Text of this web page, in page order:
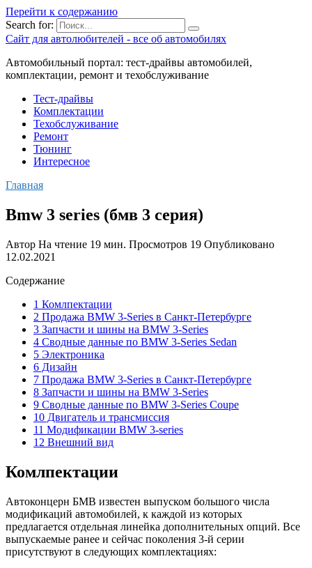
Перейти к содержанию
Search for:
Сайт для автолюбителей - все об автомобилях
Автомобильный портал: тест-драйвы автомобилей,
комплектации, ремонт и техобслуживание
Тест-драйвы
Комплектации
Техобслуживание
Ремонт
Тюнинг
Интересное
Главная
Bmw 3 series (бмв 3 серия)
Автор На чтение 19 мин. Просмотров 19 Опубликовано
12.02.2021
Содержание
1 Комлпектации
2 Продажа BMW 3-Series в Санкт-Петербурге
3 Запчасти и шины на BMW 3-Series
4 Сводные данные по BMW 3-Series Sedan
5 Электроника
6 Дизайн
7 Продажа BMW 3-Series в Санкт-Петербурге
8 Запчасти и шины на BMW 3-Series
9 Сводные данные по BMW 3-Series Coupe
10 Двигатель и трансмиссия
11 Модификации BMW 3-series
12 Внешний вид
Комлпектации
Автоконцерн БМВ известен выпуском большого числа
модификаций автомобилей, к каждой из которых
предлагается отдельная линейка дополнительных опций. Все
выпускаемые ранее и сейчас поколения 3-й серии
присутствуют в следующих комплектациях: